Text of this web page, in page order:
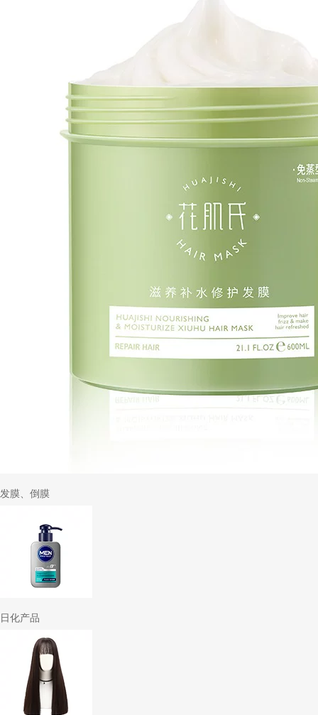
发膜、倒膜
日化产品